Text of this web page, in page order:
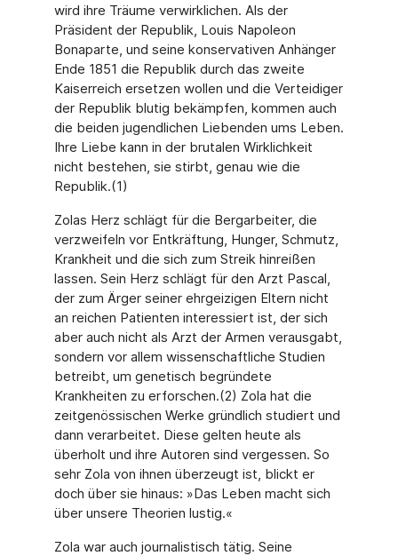
wird ihre Träume verwirklichen. Als der
Präsident der Republik, Louis Napoleon
Bonaparte, und seine konservativen Anhänger
Ende 1851 die Republik durch das zweite
Kaiserreich ersetzen wollen und die Verteidiger
der Republik blutig bekämpfen, kommen auch
die beiden jugendlichen Liebenden ums Leben.
Ihre Liebe kann in der brutalen Wirklichkeit
nicht bestehen, sie stirbt, genau wie die
Republik.(1)
Zolas Herz schlägt für die Bergarbeiter, die
verzweifeln vor Entkräftung, Hunger, Schmutz,
Krankheit und die sich zum Streik hinreißen
lassen. Sein Herz schlägt für den Arzt Pascal,
der zum Ärger seiner ehrgeizigen Eltern nicht
an reichen Patienten interessiert ist, der sich
aber auch nicht als Arzt der Armen verausgabt,
sondern vor allem wissenschaftliche Studien
betreibt, um genetisch begründete
Krankheiten zu erforschen.(2) Zola hat die
zeitgenössischen Werke gründlich studiert und
dann verarbeitet. Diese gelten heute als
überholt und ihre Autoren sind vergessen. So
sehr Zola von ihnen überzeugt ist, blickt er
doch über sie hinaus: »Das Leben macht sich
über unsere Theorien lustig.«
Zola war auch journalistisch tätig. Seine